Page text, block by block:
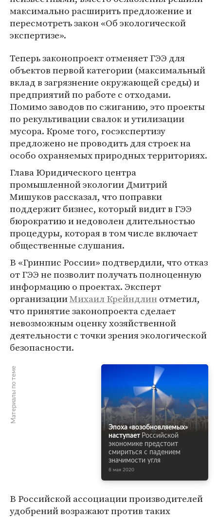
максимально расширить предложение и
пересмотреть закон «Об экологической
экспертизе».
Теперь законопроект отменяет ГЭЭ для
объектов первой категории (максимальный
вклад в загрязнение окружающей среды) и
предприятий по работе с отходами.
Помимо заводов по сжиганию, это проекты
по рекультивации свалок и утилизации
мусора. Кроме того, госэкспертизу
предложено не проводить для строек на
особо охраняемых природных территориях.
Глава Юридического центра
промышленной экологии Дмитрий
Мишуков рассказал, что поправки
поддержит бизнес, который видит в ГЭЭ
бюрократию и недоволен длительностью
процедуры, которая в том числе включает
общественные слушания.
В «Гринпис России» подтвердили, что отказ
от ГЭЭ не позволит получать полноценную
информацию о проектах. Эксперт
организацииМихаил Крейндлин отметил,
что принятие законопроекта сделает
невозможным оценку хозяйственной
деятельности с точки зрения экологической
безопасности.
Материалы по теме
Эпоха «возобновляемых»
наступает Российской
экономике предстоит
смириться с падением
значимости угля
8 мая 2020
В Российской ассоциации производителей
удобрений возражают против таких